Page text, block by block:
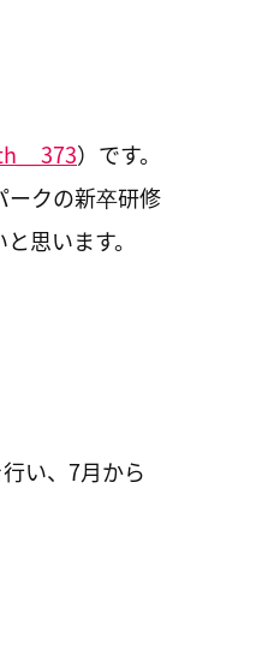
）です。
ークの新卒研修
思います。
い、7月から